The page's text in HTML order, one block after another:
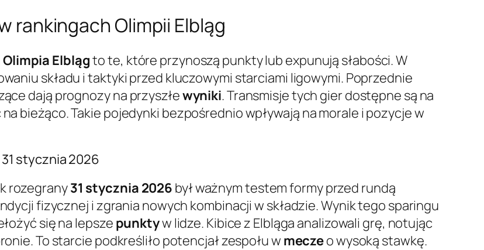
rankingach Olimpii Elbląg
Elblągto te, które przynoszą punkty lub expunują słabości. W
składu i taktyki przed kluczowymi starciami ligowymi. Poprzednie
dają prognozy na przyszłewyniki. Transmisje tych gier dostępne są na
bieżąco. Takie pojedynki bezpośrednio wpływają na morale i pozycje w
stycznia 2026
rozegrany31 stycznia 2026 był ważnym testem formy przed rundą
fizycznej i zgrania nowych kombinacji w składzie. Wynik tego sparingu
się na lepsze punktyw lidze. Kibice z Elbląga analizowali grę, notując
To starcie podkreśliło potencjał zespołu w meczeo wysoką stawkę.